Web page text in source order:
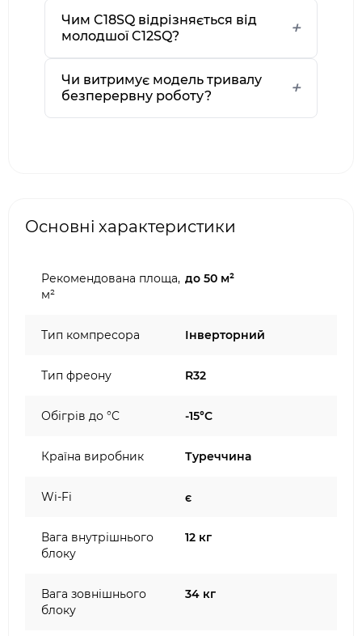
Чим C18SQ відрізняється від
молодшої C12SQ?
Чи витримує модель тривалу
безперервну роботу?
Основні характеристики
Рекомендована площа,
м²
до 50 м²
Тип компресора Інверторний
Тип фреону R32
Обігрів до °C -15°C
Країна виробник Туреччина
Wi-Fi є
Вага внутрішнього
блоку
12 кг
Вага зовнішнього
блоку
34 кг